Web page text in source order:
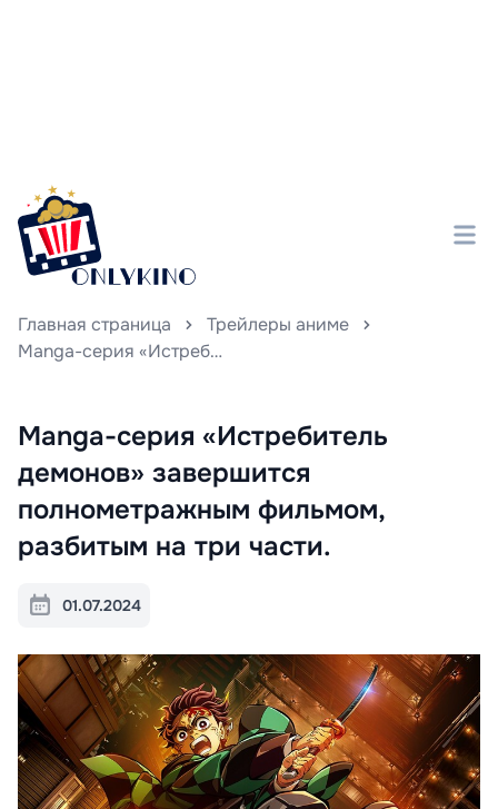
Главная страница
Трейлеры аниме
Manga-серия «Истребитель демонов» завершится полнометражным фильмом, разбитым на три части.
Manga-серия «Истребитель
демонов» завершится
полнометражным фильмом,
разбитым на три части.
01.07.2024